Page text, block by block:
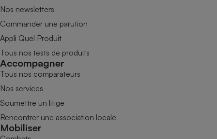
Nos newsletters
Commander une parution
Appli Quel Produit
Tous nos tests de produits
Accompagner
Tous nos comparateurs
Nos services
Soumettre un litige
Rencontrer une association locale
Mobiliser